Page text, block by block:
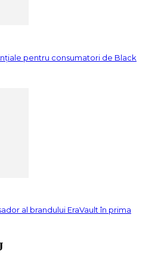
pentru consumatori de Black
al brandului EraVault în prima